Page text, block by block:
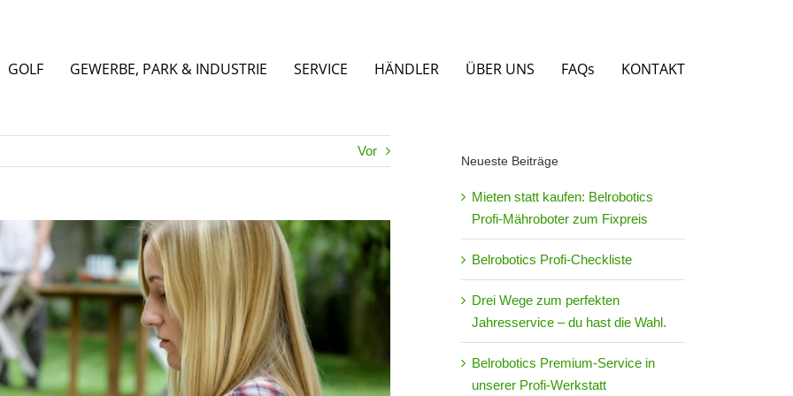
GOLF GEWERBE, PARK & INDUSTRIE SERVICE HÄNDLER ÜBER UNS FAQs KONTAKT
Vor
Neueste Beiträge
Mieten statt kaufen: Belrobotics
Profi-Mähroboter zum Fixpreis
Belrobotics Profi-Checkliste
Drei Wege zum perfekten
Jahresservice – du hast die Wahl.
Belrobotics Premium-Service in
unserer Profi-Werkstatt